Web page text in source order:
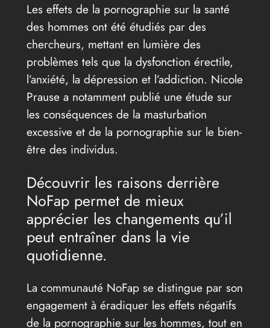
Les effets de la pornographie sur la santé
des hommes ont été étudiés par des
chercheurs, mettant en lumière des
problèmes tels que la dysfonction érectile,
l’anxiété, la dépression et l’addiction. Nicole
Prause a notamment publié une étude sur
les conséquences de la masturbation
excessive et de la pornographie sur le bien-
être des individus.
Découvrir les raisons derrière
NoFap permet de mieux
apprécier les changements qu’il
peut entraîner dans la vie
quotidienne.
La communauté NoFap se distingue par son
engagement à éradiquer les effets négatifs
de la pornographie sur les hommes, tout en